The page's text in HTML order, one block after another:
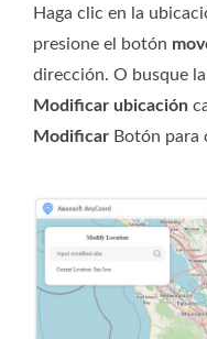
Haga clic en la
presione el botón
dirección. O busque
Modificar ubicación
Modificar Botón para